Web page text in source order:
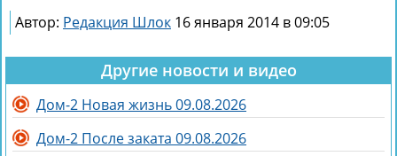
Автор: Редакция Шлок 16 января 2014 в 09:05
Другие новости и видео
Дом-2 Новая жизнь 09.08.2026
Дом-2 После заката 09.08.2026